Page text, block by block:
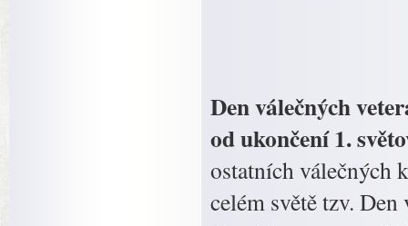
Den válečných
od ukončení 1.
ostatních válečných
celém světě tzv.